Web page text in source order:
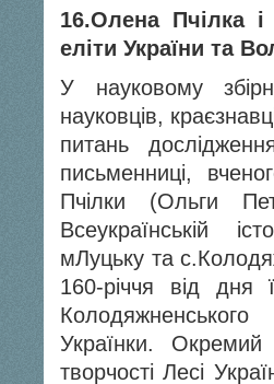
16.Олена Пчілка і
еліти України та
У науковому
науковців,
питань
письменниці,
Пчілки (Ольги
Всеукраїнській
мЛуцьку та
160-річчя від дня
Українки.
творчості Лесі